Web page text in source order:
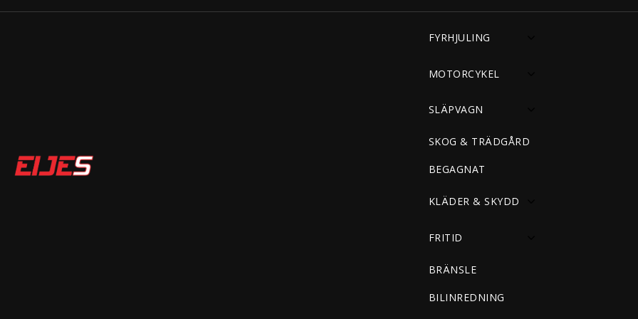
FYRHJULING
MOTORCYKEL
SLÄPVAGN
SKOG & TRÄDGÅRD
BEGAGNAT
KLÄDER & SKYDD
FRITID
BRÄNSLE
BILINREDNING